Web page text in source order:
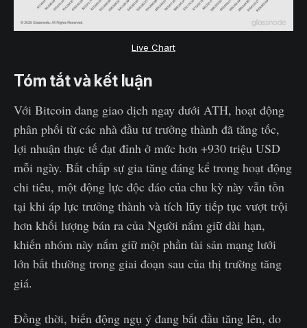
Live Chart
Tóm tắt và kết luận
Với Bitcoin đang giao dịch ngay dưới ATH, hoạt động
phân phối từ các nhà đầu tư trưởng thành đã tăng tốc,
lợi nhuận thực tế đạt đỉnh ở mức hơn +930 triệu USD
mỗi ngày. Bất chấp sự gia tăng đáng kể trong hoạt động
chi tiêu, một động lực độc đáo của chu kỳ này vẫn tồn
tại khi áp lực trưởng thành và tích lũy tiếp tục vượt trội
hơn khối lượng bán ra của Người nắm giữ dài hạn,
khiến nhóm này nắm giữ một phần tài sản mạng lưới
lớn bất thường trong giai đoạn sau của thị trường tăng
giá.
Đồng thời, biến động ngụ ý đang bắt đầu tăng lên, do